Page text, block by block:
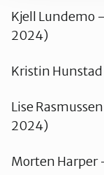
Kjell Lundemo
2024)
Kristin
Lise
2024)
Morten Harper